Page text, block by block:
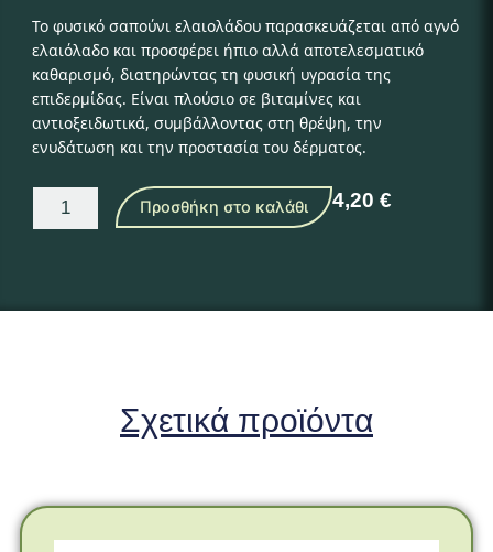
Το φυσικό σαπούνι ελαιολάδου παρασκευάζεται από αγνό
ελαιόλαδο και προσφέρει ήπιο αλλά αποτελεσματικό
καθαρισμό, διατηρώντας τη φυσική υγρασία της
επιδερμίδας. Είναι πλούσιο σε βιταμίνες και
αντιοξειδωτικά, συμβάλλοντας στη θρέψη, την
ενυδάτωση και την προστασία του δέρματος.
σαπούνι
Προσθήκη στο καλάθι 4,20 €
Σχετικά προϊόντα